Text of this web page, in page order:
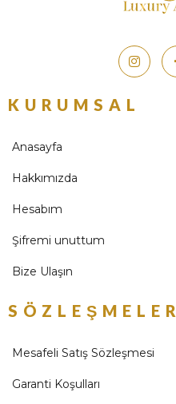
KURUMSAL
Anasayfa
Hakkımızda
Hesabım
Şifremi unuttum
Bize Ulaşın
SÖZLEŞMELER
Mesafeli Satış Sözleşmesi
Garanti Koşulları